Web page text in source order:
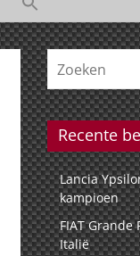
Recente
Lancia
kampioen
FIAT
Italië